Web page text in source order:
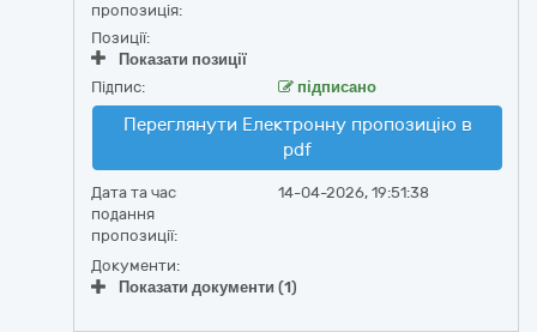
пропозиція:
Позиції:
Показати позиції
Підпис:
підписано
Переглянути Електронну пропозицію в
pdf
Дата та час
подання
пропозиції:
14-04-2026, 19:51:38
Документи:
Показати документи (1)